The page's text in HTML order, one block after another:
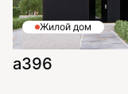
Жилой дом
а396